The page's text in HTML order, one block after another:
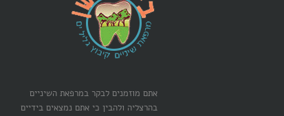
אתם מוזמנים לבקר במרפאת השיניים
בהרצליה ולהבין כי אתם נמצאים בידיים